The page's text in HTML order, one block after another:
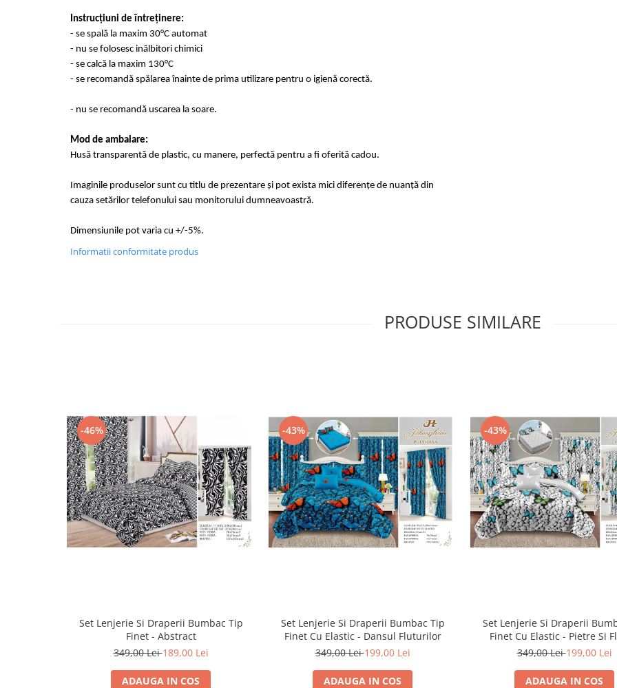
Instrucțiuni de întreținere:
- se spală la maxim 30°C automat
- nu se folosesc inălbitori chimici
- se calcă la maxim 130°C
- se recomandă spălarea înainte de prima utilizare pentru o igienă corectă.
- nu se recomandă uscarea la soare.
Mod de ambalare:
Husă transparentă de plastic, cu manere, perfectă pentru a fi oferită cadou.
Imaginile produselor sunt cu titlu de prezentare și pot exista mici diferențe de nuanță din
cauza setărilor telefonului sau monitorului dumneavoastră.
Dimensiunile pot varia cu +/-5%.
Informatii conformitate produs
PRODUSE SIMILARE
-46%
Set Lenjerie Si Draperii Bumbac Tip
Finet - Abstract
349,00 Lei189,00 Lei
ADAUGA IN COS
-43%
Set Lenjerie Si Draperii Bumbac Tip
Finet Cu Elastic - Dansul Fluturilor
349,00 Lei199,00 Lei
ADAUGA IN COS
-43%
Set Lenjerie Si Draperii
Finet Cu Elastic - Pietre Si
349,00 Lei199,00 Lei
ADAUGA IN COS